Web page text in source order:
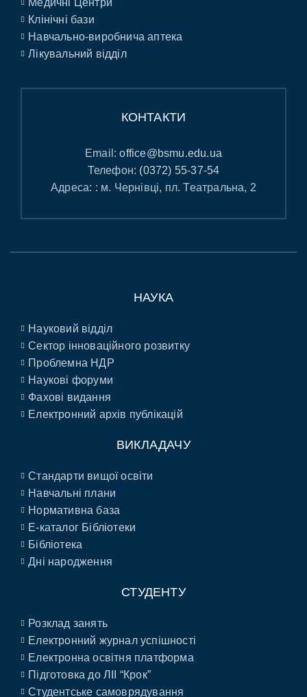
Клінічні бази
Навчально-виробнича аптека
Лікувальний відділ
КОНТАКТИ
Email:office@bsmu.edu.ua
Телефон: (0372) 55-37-54
Адреса: : м. Чернівці, пл. Театральна, 2
НАУКА
Науковий відділ
Сектор інноваційного розвитку
Проблемна НДР
Наукові форуми
Фахові видання
Електронний архів публікацій
ВИКЛАДАЧУ
Стандарти вищої освіти
Навчальні плани
Нормативна база
E-каталог Бібліотеки
Бібліотека
Дні народження
СТУДЕНТУ
Розклад занять
Електронний журнал успішності
Електронна освітня платформа
Підготовка до ЛІІ “Крок”
Студентське самоврядування